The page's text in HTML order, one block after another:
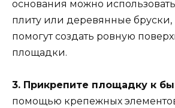
основания можно
плиту или деревянные бруски,
помогут создать ровную
площадки.
3. Прикрепите площадку к
помощью крепежных